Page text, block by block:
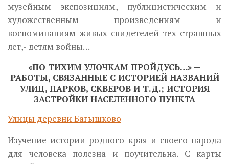
музейным экспозициям, публицистическим и
художественным произведениям и
воспоминаниям живых свидетелей тех страшных
лет,- детям войны…
«ПО ТИХИМ УЛОЧКАМ ПРОЙДУСЬ…» —
РАБОТЫ, СВЯЗАННЫЕ С ИСТОРИЕЙ НАЗВАНИЙ
УЛИЦ, ПАРКОВ, СКВЕРОВ И Т.Д.; ИСТОРИЯ
ЗАСТРОЙКИ НАСЕЛЕННОГО ПУНКТА
Улицы деревни Багышково
Изучение истории родного края и своего народа
для человека полезна и поучительна. С карты